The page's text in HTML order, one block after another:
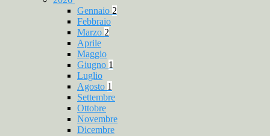
Gennaio 2
Febbraio
Marzo 2
Aprile
Maggio
Giugno 1
Luglio
Agosto 1
Settembre
Ottobre
Novembre
Dicembre